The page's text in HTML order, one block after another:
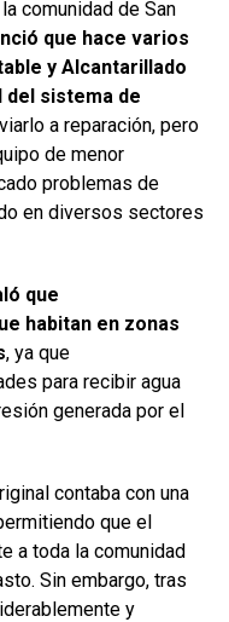
comunidad de San
que hace varios
y Alcantarillado
sistema de
a reparación, pero
de menor
problemas de
en diversos sectores
que
habitan en zonas
, ya que
para recibir agua
generada por el
contaba con una
que el
a toda la comunidad
Sin embargo, tras
y